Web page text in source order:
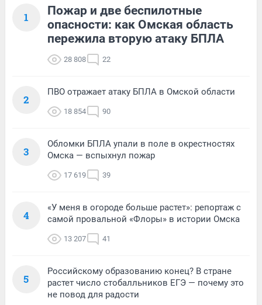
1
Пожар и две беспилотные
опасности: как Омская область
пережила вторую атаку БПЛА
28 808 22
2
ПВО отражает атаку БПЛА в Омской области
18 854 90
3
Обломки БПЛА упали в поле в окрестностях
Омска — вспыхнул пожар
17 619 39
4
«У меня в огороде больше растет»: репортаж с
самой провальной «Флоры» в истории Омска
13 207 41
5
Российскому образованию конец? В стране
растет число стобалльников ЕГЭ — почему это
не повод для радости